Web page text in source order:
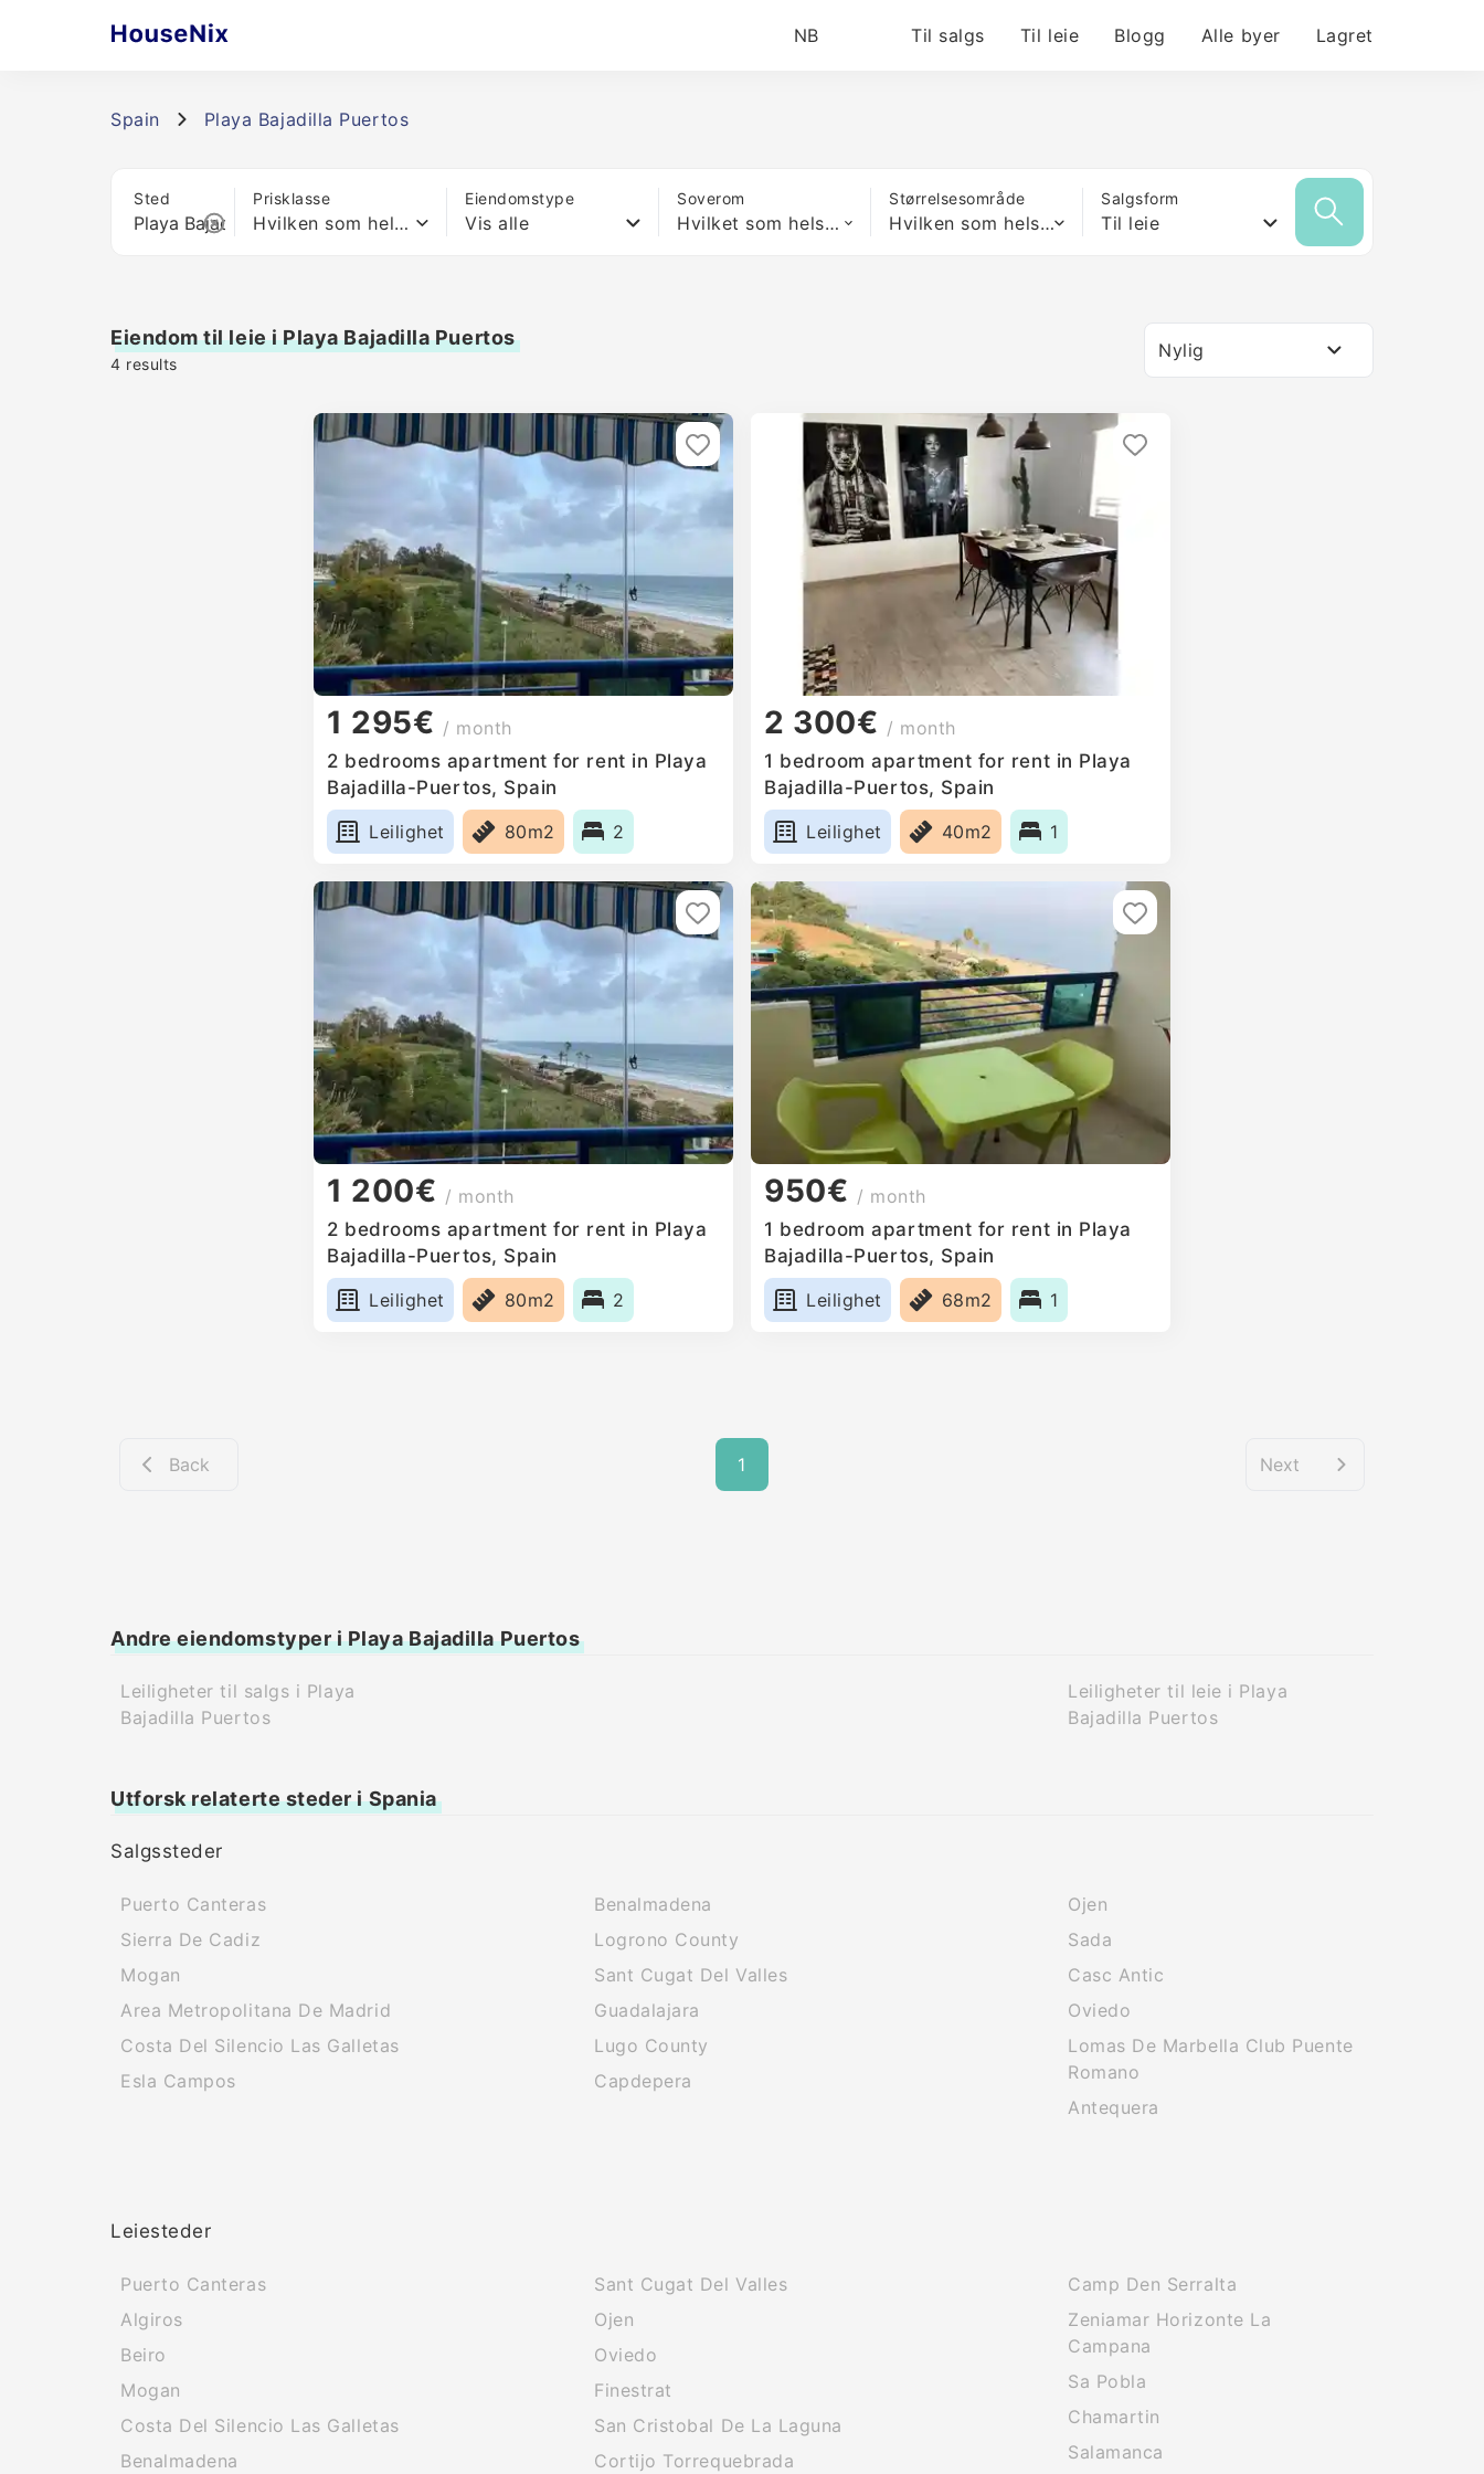
NB Til salgs Til leie Blogg Alle byer Lagret
Spain Playa Bajadilla Puertos
Sted Prisklasse
Hvilken som helst pris
Eiendomstype
Vis alle
Soverom
Hvilket som helst antall soverom
Størrelsesområde
Hvilken som helst størrelse
Salgsform
Til leie
Eiendom til leie i Playa Bajadilla Puertos
4 results
Nylig
1 295€ / month
2 bedrooms apartment for rent in Playa
Bajadilla-Puertos, Spain
Leilighet
80m2 2
2 300€ / month
1 bedroom apartment for rent in Playa
Bajadilla-Puertos, Spain
Leilighet
40m2 1
1 200€ / month
2 bedrooms apartment for rent in Playa
Bajadilla-Puertos, Spain
Leilighet
80m2 2
950€ / month
1 bedroom apartment for rent in Playa
Bajadilla-Puertos, Spain
Leilighet
68m2 1
Back 1 Next
Andre eiendomstyper i Playa Bajadilla Puertos
Leiligheter til salgs i Playa
Bajadilla Puertos
Leiligheter til leie i Playa
Bajadilla Puertos
Utforsk relaterte steder i Spania
Salgssteder
Puerto Canteras
Sierra De Cadiz
Mogan
Area Metropolitana De Madrid
Costa Del Silencio Las Galletas
Esla Campos
Benalmadena
Logrono County
Sant Cugat Del Valles
Guadalajara
Lugo County
Capdepera
Ojen
Sada
Casc Antic
Oviedo
Lomas De Marbella Club Puente
Romano
Antequera
Leiesteder
Puerto Canteras
Algiros
Beiro
Mogan
Costa Del Silencio Las Galletas
Benalmadena
Sant Cugat Del Valles
Ojen
Oviedo
Finestrat
San Cristobal De La Laguna
Cortijo Torrequebrada
Camp Den Serralta
Zeniamar Horizonte La
Campana
Sa Pobla
Chamartin
Salamanca